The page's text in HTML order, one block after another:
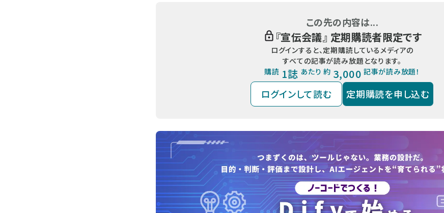
この先の内容は...
『宣伝会議』 定期購読者限定です
ログインすると、定期購読しているメディアの
すべての記事が読み放題となります。
購読 1誌 あたり 約 3,000 記事が読み放題！
ログインして読む 定期購読を申し込む